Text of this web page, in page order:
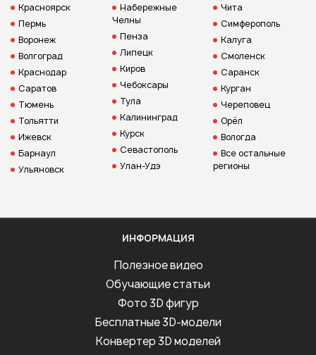
Красноярск
Пермь
Воронеж
Волгоград
Краснодар
Саратов
Тюмень
Тольятти
Ижевск
Барнаул
Ульяновск
Набережные
Челны
Пенза
Липецк
Киров
Чебоксары
Тула
Калининград
Курск
Севастополь
Улан-Удэ
Чита
Симферополь
Калуга
Смоленск
Саранск
Курган
Череповец
Орёл
Вологда
Все остальные
регионы
ИНФОРМАЦИЯ
Полезное видео
Обучающие статьи
Фото 3D фигур
Бесплатные 3D-модели
Конвертер 3D моделей